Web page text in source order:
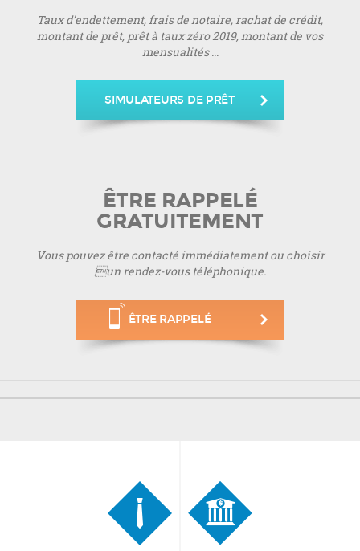
Taux d’endettement, frais de notaire, rachat de crédit,
montant de prêt, prêt à taux zéro 2019, montant de vos
mensualités ...
SIMULATEURS DE PRÊT
ÊTRE RAPPELÉ
GRATUITEMENT
Vous pouvez être contacté immédiatement ou choisir
un rendez-vous téléphonique.
ÊTRE RAPPELÉ